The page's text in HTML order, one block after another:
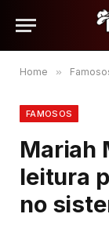
Home »
FAMOSOS
Mariah
leitura
no